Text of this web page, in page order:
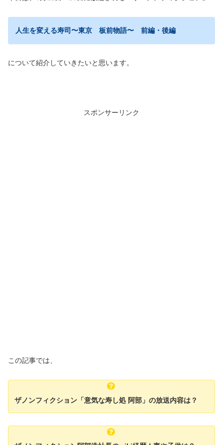
人生を変える寿司〜東京 板前物語〜 前編・後編
について紹介していきたいと思います。
スポンサーリンク
この記事では、
ザノンフィクション「意気な寿し処 阿部」の放送内容は？